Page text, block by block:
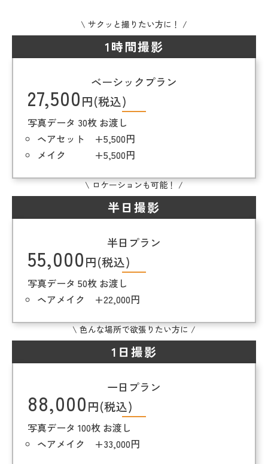
\ サクッと撮りたい方に！ /
1時間撮影
ベーシックプラン
27,500円(税込)
写真データ 30枚 お渡し
ヘアセット +5,500円
メイク +5,500円
\ ロケーションも可能！ /
半日撮影
半日プラン
55,000円(税込)
写真データ 50枚 お渡し
ヘアメイク +22,000円
\ 色んな場所で欲張りたい方に /
1日撮影
一日プラン
88,000円(税込)
写真データ 100枚 お渡し
ヘアメイク +33,000円